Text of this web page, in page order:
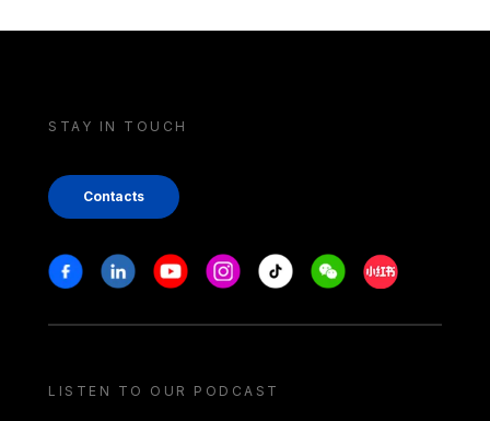
STAY IN TOUCH
Contacts
Stay in touch
FacebookLinkedinYoutubeInstagram
Tiktok WeechatXiaohongshu/
LISTEN TO OUR PODCAST